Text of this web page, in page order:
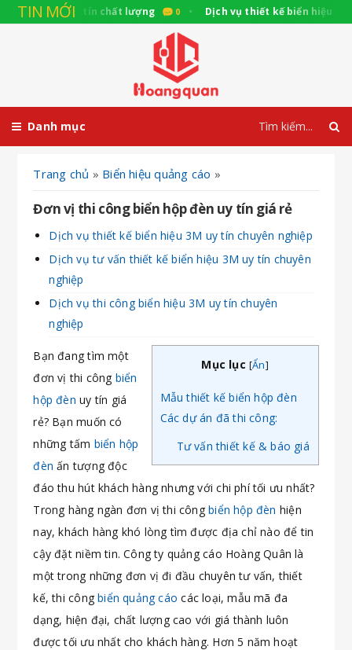
TIN MỚI
chữ nổi uy tín chất lượng Dịch vụ thiết kế biển hiệu 3M
Danh mục
Trang chủ » Biển hiệu quảng cáo »
Đơn vị thi công biển hộp đèn uy tín giá rẻ
Dịch vụ thiết kế biển hiệu 3M uy tín chuyên nghiệp
Dịch vụ tư vấn thiết kế biển hiệu 3M uy tín chuyên
nghiệp
Dịch vụ thi công biển hiệu 3M uy tín chuyên
nghiệp
Mục lục [Ẩn]
Mẫu thiết kế biển hộp đèn
Các dự án đã thi công:
Tư vấn thiết kế & báo giá
Bạn đang tìm một
đơn vị thi công biển
hộp đèn uy tín giá
rẻ? Bạn muốn có
những tấm biển hộp
đèn ấn tượng độc
đáo thu hút khách hàng nhưng với chi phí tối ưu nhất?
Trong hàng ngàn đơn vị thi côngbiển hộp đèn hiện
nay, khách hàng khó lòng tìm được địa chỉ nào để tin
cậy đặt niềm tin. Công ty quảng cáo Hoàng Quân là
một trong những đơn vị đi đầu chuyên tư vấn, thiết
kế, thi côngbiển quảng cáo các loại, mẫu mã đa
dạng, hiện đại, chất lượng cao với giá thành luôn
được tối ưu nhất cho khách hàng. Hơn 5 năm hoạt